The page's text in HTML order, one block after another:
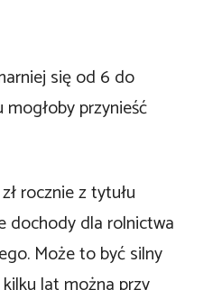
się od 6 do
przynieść
rocznie z tytułu
dochody dla rolnictwa
Może to być silny